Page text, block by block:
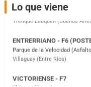
Lo que viene
Parque de la Velocidad (Asfalto)
VICTORIENSE - F7
El Cerro (Tierra)
Victoria (Entre Ríos)
PATAGONICO - F6
Moto Club Reginense (Tierra)